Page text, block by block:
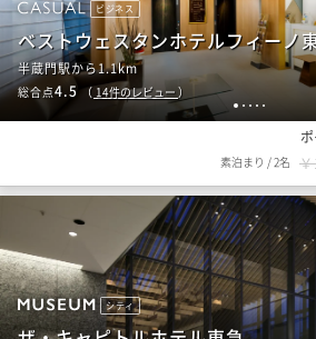
1 2 3 4 5
ビジネス
ベストウェスタンホテルフィーノ
半蔵門駅から1.1km
総合点4.5 （ 14件のレビュー）
素泊まり /2名
シティ